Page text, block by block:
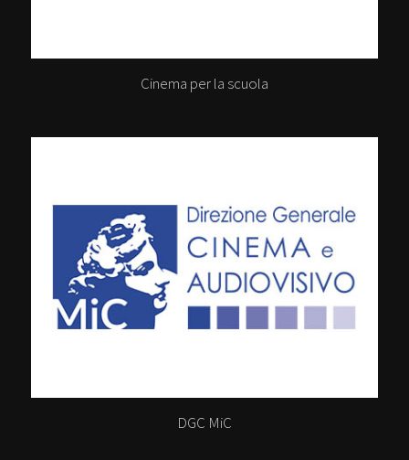
Cinema per la scuola
DGC MiC